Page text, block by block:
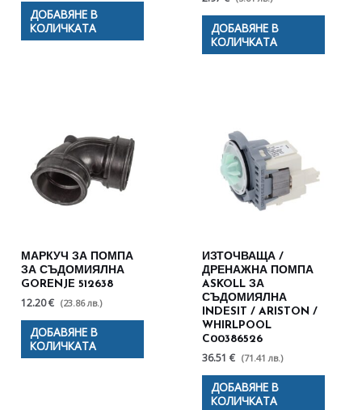
ДОБАВЯНЕ В
КОЛИЧКАТА
ДОБАВЯНЕ В
КОЛИЧКАТА
МАРКУЧ ЗА ПОМПА
ЗА СЪДОМИЯЛНА
GORENJE 512638
12.20 € (23.86 лв.)
ДОБАВЯНЕ В
КОЛИЧКАТА
ИЗТОЧВАЩА /
ДРЕНАЖНА ПОМПА
ASKOLL ЗА
СЪДОМИЯЛНА
INDESIT / ARISTON /
WHIRLPOOL
C00386526
36.51 € (71.41 лв.)
ДОБАВЯНЕ В
КОЛИЧКАТА